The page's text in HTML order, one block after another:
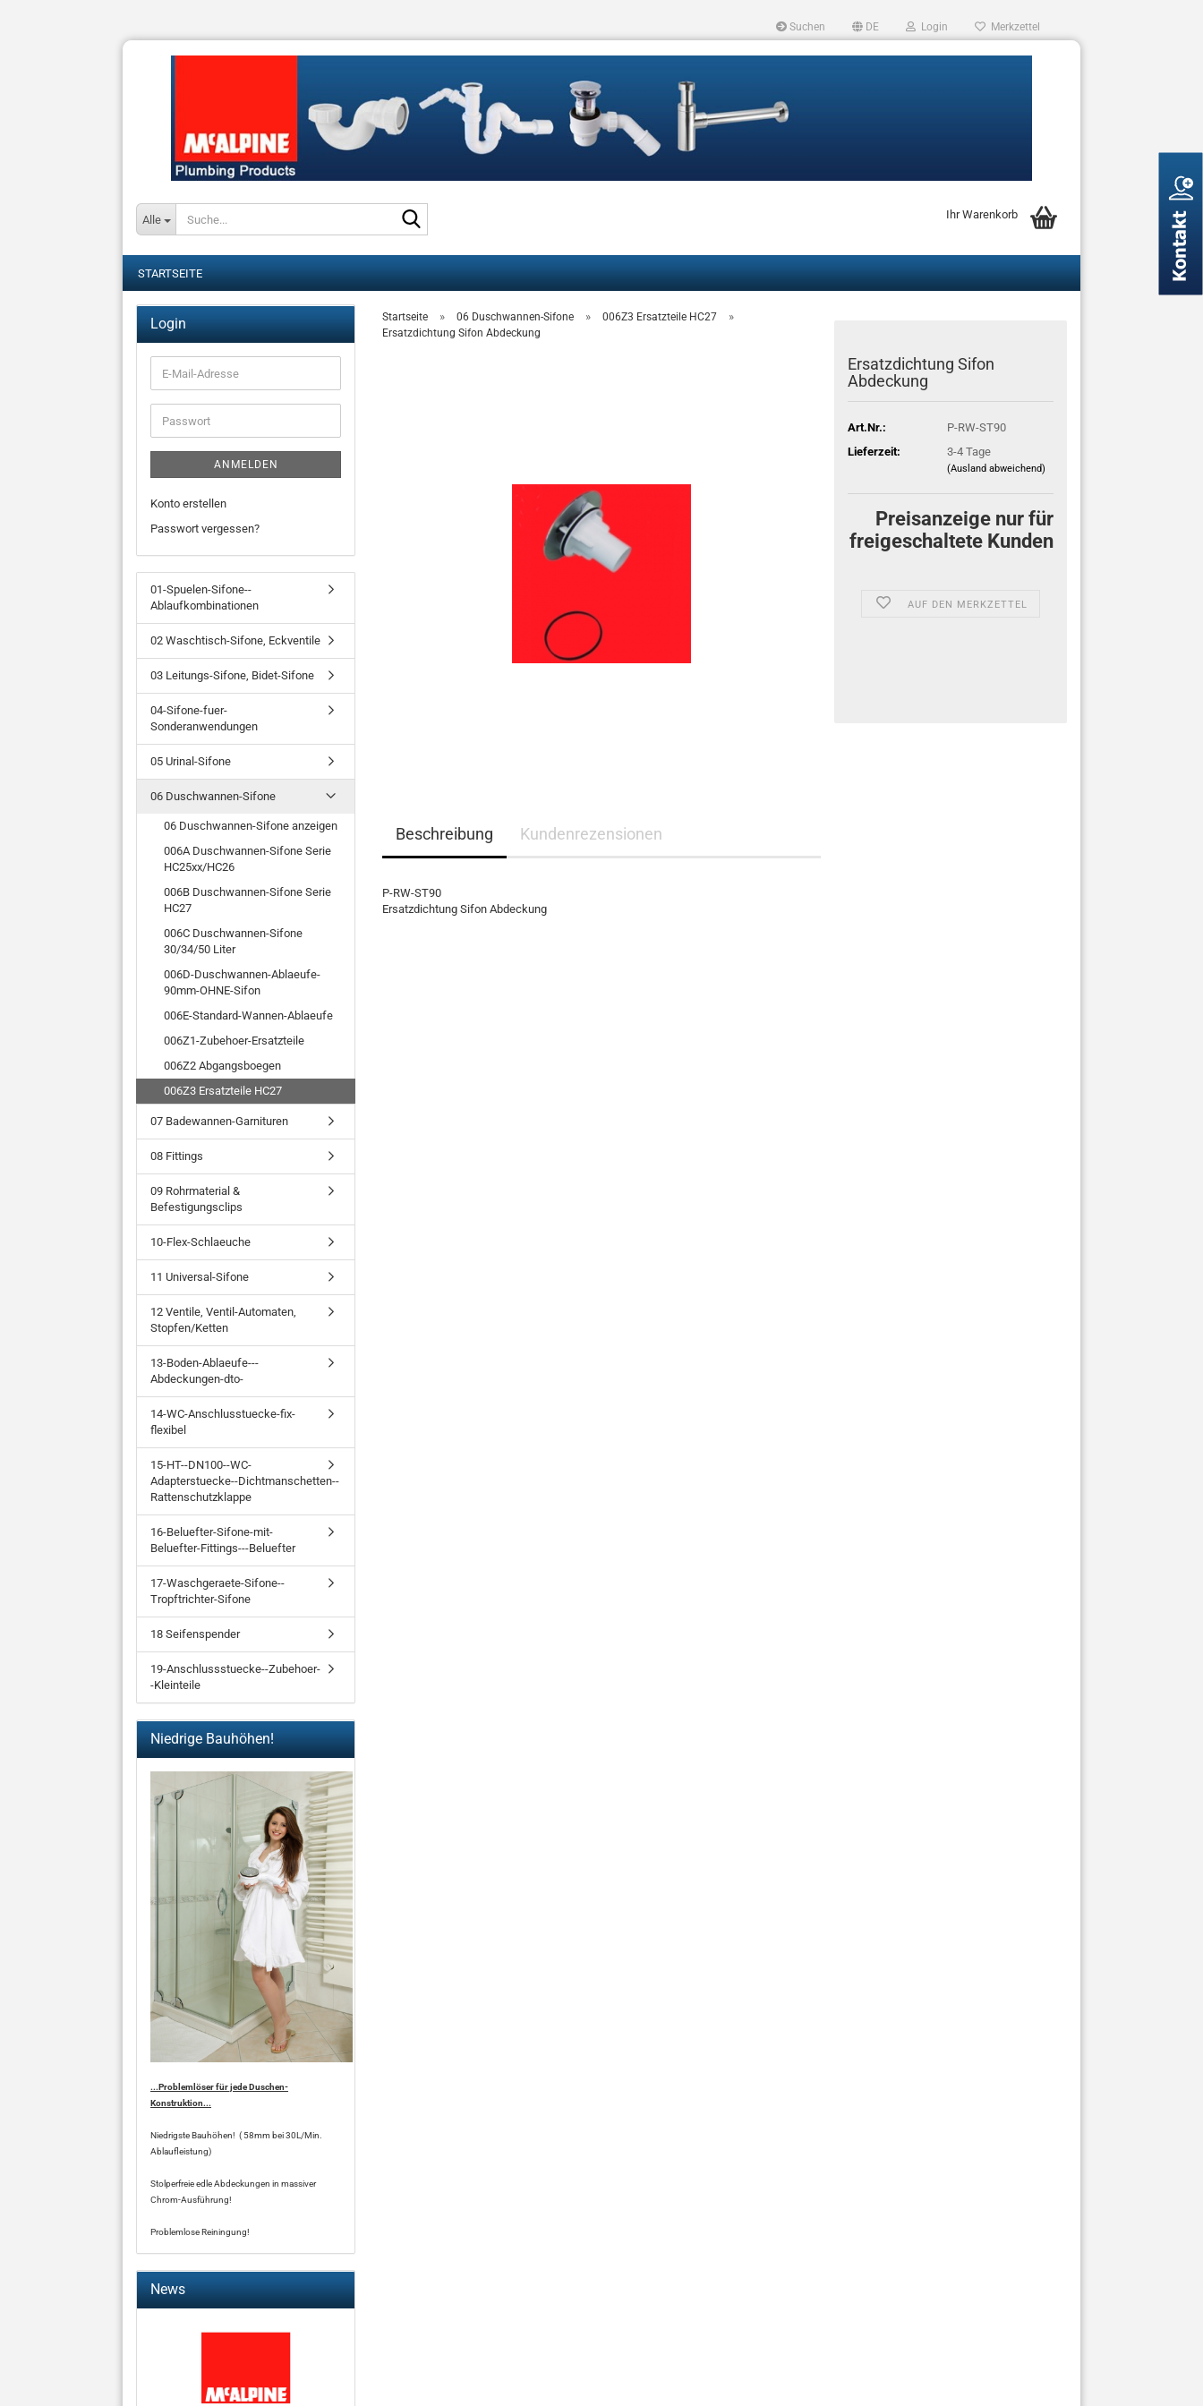
Suchen DE Login Merkzettel
Alle Ihr Warenkorb
STARTSEITE
Startseite » 06 Duschwannen-Sifone » 006Z3 Ersatzteile HC27 »
Ersatzdichtung Sifon Abdeckung
Ersatzdichtung Sifon
Abdeckung
Art.Nr.:
P-RW-ST90
Lieferzeit:
3-4 Tage
(Ausland abweichend)
Preisanzeige nur für
freigeschaltete Kunden
AUF DEN MERKZETTEL
Beschreibung Kundenrezensionen
P-RW-ST90
Ersatzdichtung Sifon Abdeckung
Login
E-
Mail-
Adresse
Passwort
ANMELDEN
Konto erstellen
Passwort vergessen?
01-Spuelen-Sifone--
Ablaufkombinationen
02 Waschtisch-Sifone, Eckventile
03 Leitungs-Sifone, Bidet-Sifone
04-Sifone-fuer-
Sonderanwendungen
05 Urinal-Sifone
06 Duschwannen-Sifone
06 Duschwannen-Sifone anzeigen
006A Duschwannen-Sifone Serie
HC25xx/HC26
006B Duschwannen-Sifone Serie
HC27
006C Duschwannen-Sifone
30/34/50 Liter
006D-Duschwannen-Ablaeufe-
90mm-OHNE-Sifon
006E-Standard-Wannen-Ablaeufe
006Z1-Zubehoer-Ersatzteile
006Z2 Abgangsboegen
006Z3 Ersatzteile HC27
07 Badewannen-Garnituren
08 Fittings
09 Rohrmaterial &
Befestigungsclips
10-Flex-Schlaeuche
11 Universal-Sifone
12 Ventile, Ventil-Automaten,
Stopfen/Ketten
13-Boden-Ablaeufe---
Abdeckungen-dto-
14-WC-Anschlusstuecke-fix-
flexibel
15-HT--DN100--WC-
Adapterstuecke--Dichtmanschetten--
Rattenschutzklappe
16-Beluefter-Sifone-mit-
Beluefter-Fittings---Beluefter
17-Waschgeraete-Sifone--
Tropftrichter-Sifone
18 Seifenspender
19-Anschlussstuecke--Zubehoer-
-Kleinteile
Niedrige Bauhöhen!
...Problemlöser für jede Duschen-
Konstruktion...
Niedrigste Bauhöhen! ( 58mm bei 30L/Min.
Ablaufleistung)
Stolperfreie edle Abdeckungen in massiver
Chrom-Ausführung!
Problemlose Reiningung!
News